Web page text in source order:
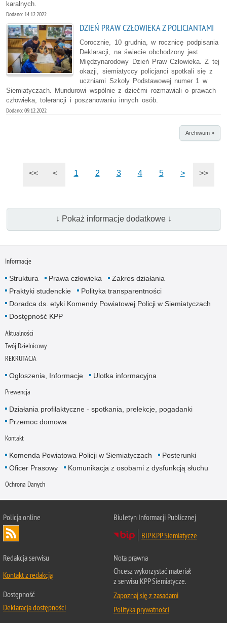
karalnych.
Dodano: 14.12.2022
DZIEŃ PRAW CZŁOWIEKA Z POLICJANTAMI
Corocznie, 10 grudnia, w rocznicę podpisania
Deklaracji, na świecie obchodzony jest
Międzynarodowy Dzień Praw Człowieka. Z tej
okazji, siemiatyccy policjanci spotkali się z
uczniami Szkoły Podstawowej numer 1 w
Siemiatyczach. Mundurowi wspólnie z dziećmi rozmawiali o prawach
człowieka, tolerancji i poszanowaniu innych osób.
Dodano: 09.12.2022
Archiwum »
<< < 1 2 3 4 5 > >>
↓ Pokaż informacje dodatkowe ↓
Informacje
Struktura Prawa człowieka
Zakres działania
Praktyki studenckie
Polityka transparentności
Doradca ds. etyki Komendy Powiatowej Policji w Siemiatyczach
Dostępność KPP
Aktualności
Twój Dzielnicowy
REKRUTACJA
Ogłoszenia, Informacje Ulotka informacyjna
Prewencja
Działania profilaktyczne - spotkania, prelekcje, pogadanki
Przemoc domowa
Kontakt
Komenda Powiatowa Policji w Siemiatyczach
Posterunki
Oficer Prasowy
Komunikacja z osobami z dysfunkcją słuchu
Ochrona Danych
Policja online
Biuletyn Informacji Publicznej
BIP KPP Siemiatycze
Redakcja serwisu
Kontakt z redakcją
Dostępność
Deklaracja dostępności
Nota prawna
Chcesz wykorzystać materiał
z serwisu KPP Siemiatycze.
Zapoznaj się z zasadami
Polityka prywatności